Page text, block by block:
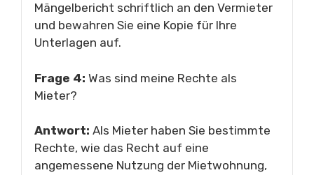
Mängelbericht schriftlich an den Vermieter
und bewahren Sie eine Kopie für Ihre
Unterlagen auf.
Frage 4: Was sind meine Rechte als
Mieter?
Antwort: Als Mieter haben Sie bestimmte
Rechte, wie das Recht auf eine
angemessene Nutzung der Mietwohnung,